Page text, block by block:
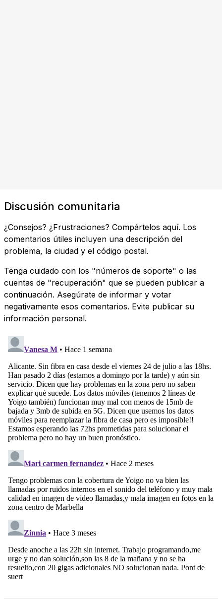
Discusión comunitaria
¿Consejos? ¿Frustraciones? Compártelos aquí. Los
comentarios útiles incluyen una descripción del
problema, la ciudad y el código postal.
Tenga cuidado con los "números de soporte" o las
cuentas de "recuperación" que se pueden publicar a
continuación. Asegúrate de informar y votar
negativamente esos comentarios. Evite publicar su
información personal.